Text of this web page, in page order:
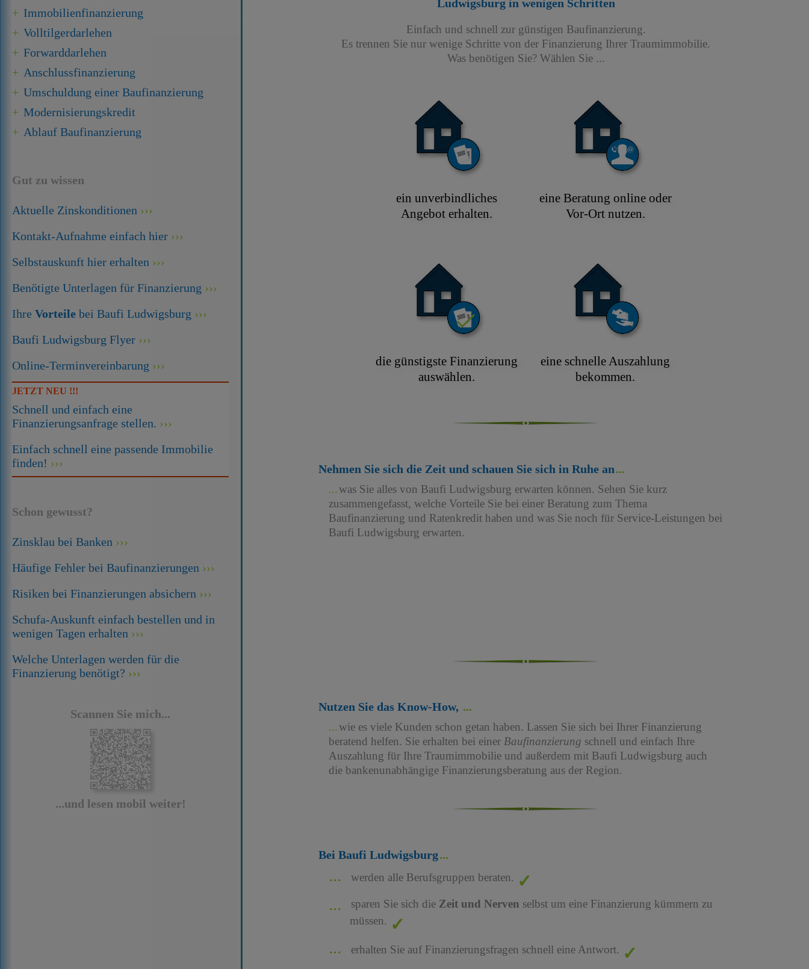
Immobilien­finanzierung
Volltilgerdarlehen
Forward­darlehen
Anschluss­finanzierung
Umschuldung einer Baufinanzierung
Modernisierungskredit
Ablauf Baufinanzierung
Gut zu wissen
Aktuelle Zinskonditionen
Kontakt-Aufnahme einfach hier
Selbstauskunft hier erhalten
Benötigte Unterlagen für Finanzierung
Ihre Vorteile bei Baufi Ludwigsburg
Baufi Ludwigsburg Flyer
Online-Terminvereinbarung
JETZT NEU !!!
Schnell und einfach eine
Finanzierungsanfrage stellen.
Einfach schnell eine passende Immobilie
finden!
Schon gewusst?
Zinsklau bei Banken
Häufige Fehler bei Baufinanzierungen
Risiken bei Finanzierungen absichern
Schufa-Auskunft einfach bestellen und in
wenigen Tagen erhalten
Welche Unterlagen werden für die
Finanzierung benötigt?
Scannen Sie mich...
...und lesen mobil weiter!
Ludwigsburgin wenigen Schritten
Einfach und schnell zur günstigen Baufinanzierung.
Es trennen Sie nur wenige Schritte von der Finanzierung Ihrer Traumimmobilie.
Was benötigen Sie? Wählen Sie ...
ein unverbindliches
Angebot erhalten.
eine Beratung online oder
Vor-Ort nutzen.
die günstigste Finanzierung
auswählen.
eine schnelle Auszahlung
bekommen.
Nehmen Sie sich die Zeit und schauen Sie sich in Ruhe an
was Sie alles von Baufi Ludwigsburg erwarten können. Sehen Sie kurz
zusammengefasst, welche Vorteile Sie bei einer Beratung zum Thema
Baufinanzierung und Ratenkredit haben und was Sie noch für Service-Leistungen bei
Baufi Ludwigsburg erwarten.
Nutzen Sie das Know-How,
wie es viele Kunden schon getan haben. Lassen Sie sich bei Ihrer Finanzierung
beratend helfen. Sie erhalten bei einerBaufinanzierung schnell und einfach Ihre
Auszahlung für Ihre Traumimmobilie und außerdem mit Baufi Ludwigsburg auch
die bankenunabhängige Finanzierungsberatung aus der Region.
Bei Baufi Ludwigsburg
werden alle Berufsgruppen beraten.
sparen Sie sich die Zeit und Nerven selbst um eine Finanzierung kümmern zu
müssen.
erhalten Sie auf Finanzierungsfragen schnell eine Antwort.